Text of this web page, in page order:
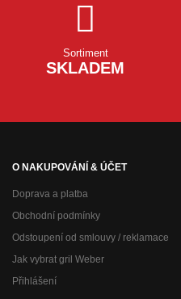
Sortiment
SKLADEM
O NAKUPOVÁNÍ & ÚČET
Doprava a platba
Obchodní podmínky
Odstoupení od smlouvy / reklamace
Jak vybrat gril Weber
Přihlášení